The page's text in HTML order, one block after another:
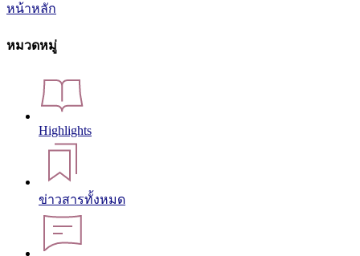
หน้าหลัก
หมวดหมู่
Highlights
ข่าวสารทั้งหมด